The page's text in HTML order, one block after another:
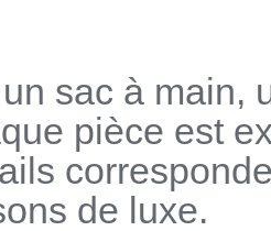
sac à main,
pièce est
de luxe.